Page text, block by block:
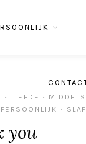
• LIEFDE •
PERSOONLIJK •
you